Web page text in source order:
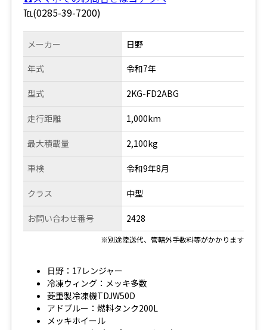
℡(0285-39-7200)
メーカー
年式
型式
走行距離
日野
令和7年
2KG-FD2ABG
1,000km
最大積載量
車検
クラス
お問い合わせ番号
2,100kg
令和9年8月
中型
2428
※別途陸送代、管轄外手数料等がかかります
日野：17レンジャー
冷凍ウィング：メッキ多数
菱重製冷凍機TDJW50D
アドブルー：燃料タンク200L
メッキホイール